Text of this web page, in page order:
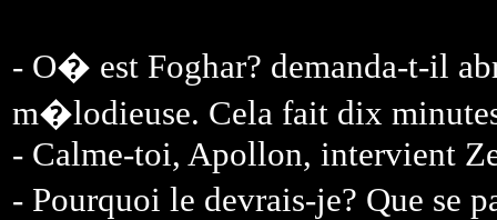
- O� est Foghar? demanda-t-il
m�lodieuse. Cela fait dix
- Calme-toi, Apollon, intervient
- Pourquoi le devrais-je? Que se